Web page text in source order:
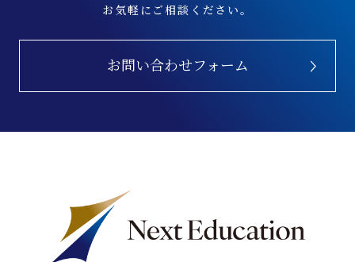
お気軽にご相談ください。
お問い合わせフォーム